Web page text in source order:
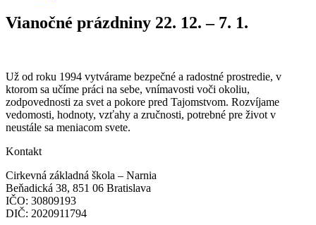
Vianočné prázdniny 22. 12. – 7. 1.
Už od roku 1994 vytvárame bezpečné a radostné prostredie, v
ktorom sa učíme práci na sebe, vnímavosti voči okoliu,
zodpovednosti za svet a pokore pred Tajomstvom. Rozvíjame
vedomosti, hodnoty, vzťahy a zručnosti, potrebné pre život v
neustále sa meniacom svete.
Kontakt
Cirkevná základná škola – Narnia
Beňadická 38, 851 06 Bratislava
IČO: 30809193
DIČ: 2020911794